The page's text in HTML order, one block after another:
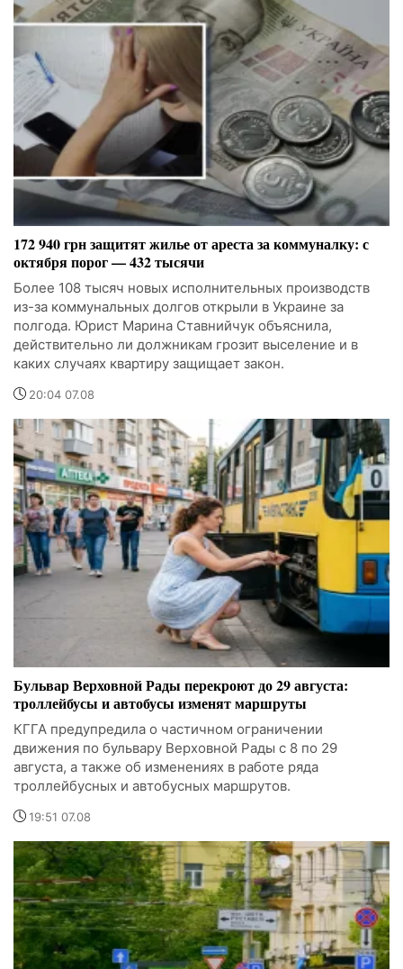
172 940 грн защитят жилье от ареста за коммуналку: с
октября порог — 432 тысячи
Более 108 тысяч новых исполнительных производств
из-за коммунальных долгов открыли в Украине за
полгода. Юрист Марина Ставнийчук объяснила,
действительно ли должникам грозит выселение и в
каких случаях квартиру защищает закон.
20:04 07.08
Бульвар Верховной Рады перекроют до 29 августа:
троллейбусы и автобусы изменят маршруты
КГГА предупредила о частичном ограничении
движения по бульвару Верховной Рады с 8 по 29
августа, а также об изменениях в работе ряда
троллейбусных и автобусных маршрутов.
19:51 07.08